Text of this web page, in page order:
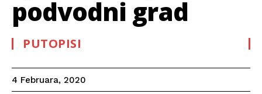
podvodni grad
PUTOPISI
4 Februara, 2020